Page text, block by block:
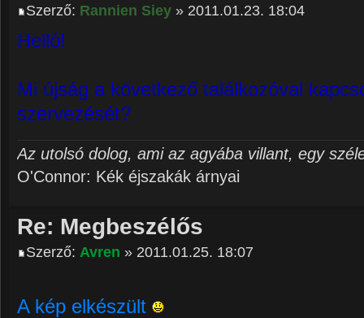
Szerző: Rannien Siey » 2011.01.23. 18:04
Helló!
Mi újság a következő találkozóval
szervezését?
Az utolsó dolog, ami az agyába villant, egy
O'Connor: Kék éjszakák árnyai
Re: Megbeszélős
Szerző: Avren » 2011.01.25. 18:07
A kép elkészült